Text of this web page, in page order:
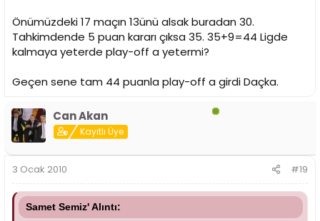
Önümüzdeki 17 maçın 13ünü alsak buradan 30.
Tahkimdende 5 puan kararı çıksa 35. 35+9=44 Ligde
kalmaya yeterde play-off a yetermi?
Geçen sene tam 44 puanla play-off a girdi Daçka.
Can Akan
Kayıtlı Üye
3 Ocak 2010 #19
Samet Semiz' Alıntı: